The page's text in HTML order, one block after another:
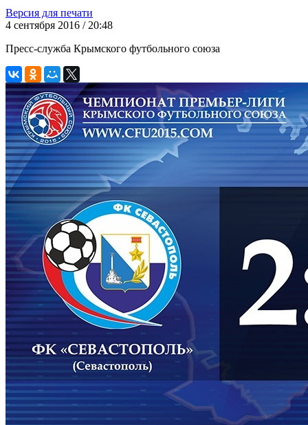
Версия для печати
4 сентября 2016 / 20:48
Пресс-служба Крымского футбольного союза